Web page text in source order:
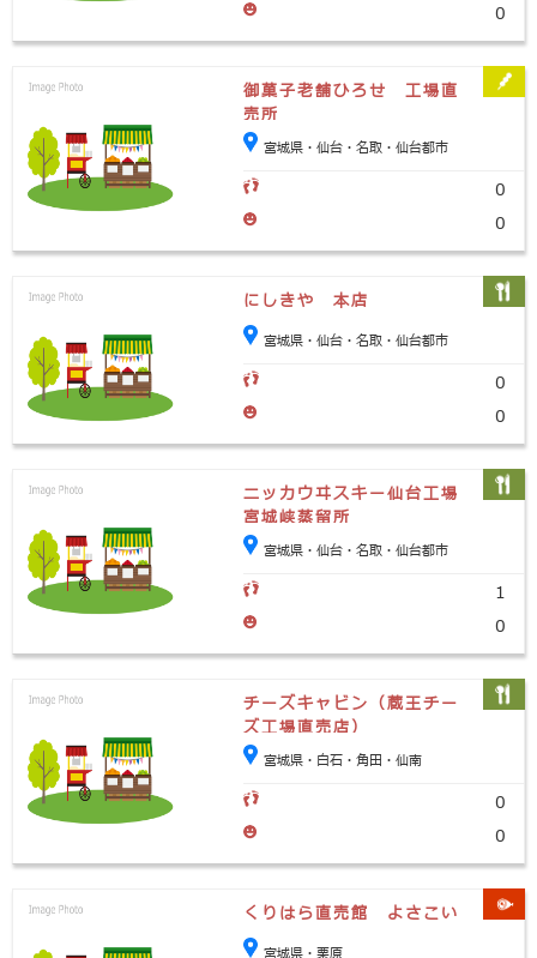
0
御菓子老舗ひろせ 工場直
売所
宮城県・仙台・名取・仙台都市
0
0
にしきや 本店
宮城県・仙台・名取・仙台都市
0
0
ニッカウヰスキー仙台工場
宮城峡蒸留所
宮城県・仙台・名取・仙台都市
1
0
チーズキャビン（蔵王チー
ズ工場直売店）
宮城県・白石・角田・仙南
0
0
くりはら直売館 よさこい
宮城県・栗原